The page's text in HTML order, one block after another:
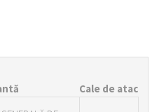
Cale de atac